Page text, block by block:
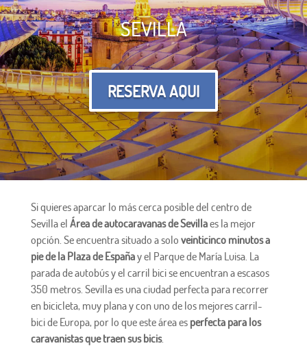
SEVILLA
RESERVA AQUI
Si quieres aparcar lo más cerca posible del centro de
Sevilla el Área de autocaravanas de Sevillaes la mejor
opción. Se encuentra situado a solo veinticinco minutos a
pie de la Plaza de Españay el Parque de María Luisa. La
parada de autobús y el carril bici se encuentran a escasos
350 metros. Sevilla es una ciudad perfecta para recorrer
en bicicleta, muy plana y con uno de los mejores carril-
bici de Europa, por lo que este área es perfecta para los
caravanistas que traen sus bicis.